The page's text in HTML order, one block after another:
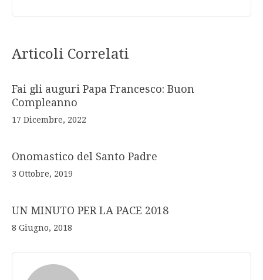
Articoli Correlati
Fai gli auguri Papa Francesco: Buon
Compleanno
17 Dicembre, 2022
Onomastico del Santo Padre
3 Ottobre, 2019
UN MINUTO PER LA PACE 2018
8 Giugno, 2018